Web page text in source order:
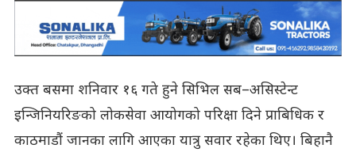
उक्त बसमा शनिवार १६ गते हुने सिभिल सब–असिस्टेन्ट
इन्जिनियरिङको लोकसेवा आयोगको परिक्षा दिने प्राबिधिक र
काठमाडौं जानका लागि आएका यात्रु सवार रहेका थिए। बिहानै